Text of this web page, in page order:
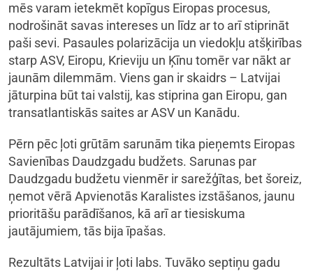
mēs varam ietekmēt kopīgus Eiropas procesus,
nodrošināt savas intereses un līdz ar to arī stiprināt
paši sevi. Pasaules polarizācija un viedokļu atšķirības
starp ASV, Eiropu, Krieviju un Ķīnu tomēr var nākt ar
jaunām dilemmām. Viens gan ir skaidrs – Latvijai
jāturpina būt tai valstij, kas stiprina gan Eiropu, gan
transatlantiskās saites ar ASV un Kanādu.
Pērn pēc ļoti grūtām sarunām tika pieņemts Eiropas
Savienības Daudzgadu budžets. Sarunas par
Daudzgadu budžetu vienmēr ir sarežģītas, bet šoreiz,
ņemot vērā Apvienotās Karalistes izstāšanos, jaunu
prioritāšu parādīšanos, kā arī ar tiesiskuma
jautājumiem, tās bija īpašas.
Rezultāts Latvijai ir ļoti labs. Tuvāko septiņu gadu